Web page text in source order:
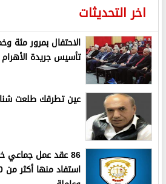
اخر التحديثات
الاحتفال بمرور مئة
تأسيس جريدة الأهرام
عين تطرقك طلعت
86 عقد عمل جماعي